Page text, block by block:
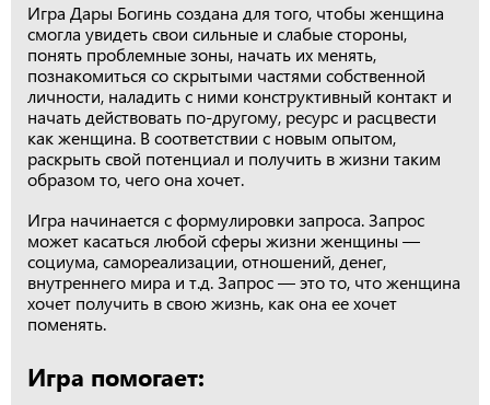
Игра Дары Богинь создана для того, чтобы женщина
смогла увидеть свои сильные и слабые стороны,
понять проблемные зоны, начать их менять,
познакомиться со скрытыми частями собственной
личности, наладить с ними конструктивный контакт и
начать действовать по-другому, ресурс и расцвести
как женщина. В соответствии с новым опытом,
раскрыть свой потенциал и получить в жизни таким
образом то, чего она хочет.
Игра начинается с формулировки запроса. Запрос
может касаться любой сферы жизни женщины —
социума, самореализации, отношений, денег,
внутреннего мира и т.д. Запрос — это то, что женщина
хочет получить в свою жизнь, как она ее хочет
поменять.
Игра помогает: